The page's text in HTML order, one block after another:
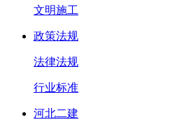
文明施工
政策法规
法律法规
行业标准
河北二建